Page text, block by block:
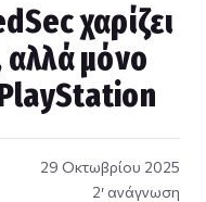
χαρίζει
μόνο
29 Οκτωβρίου 2025
2′ ανάγνωση